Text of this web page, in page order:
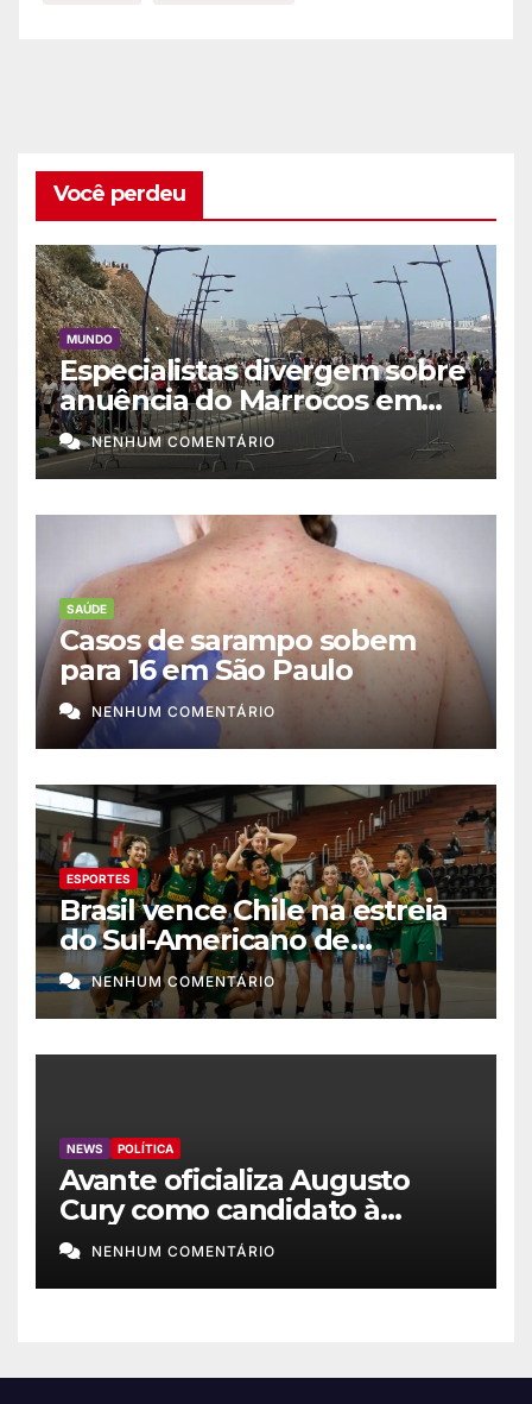
Você perdeu
MUNDO
Especialistas divergem sobre
anuência do Marrocos em
migração a Ceuta
NENHUM COMENTÁRIO
SAÚDE
Casos de sarampo sobem
para 16 em São Paulo
NENHUM COMENTÁRIO
ESPORTES
Brasil vence Chile na estreia
do Sul-Americano de
basquete feminino
NENHUM COMENTÁRIO
NEWS POLÍTICA
Avante oficializa Augusto
Cury como candidato à
Presidência
NENHUM COMENTÁRIO